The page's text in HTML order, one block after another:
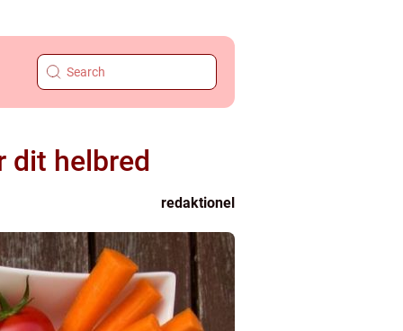
dit helbred
redaktionel